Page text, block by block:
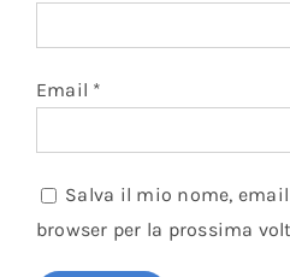
Email *
Salva il mio nome,
browser per la prossima